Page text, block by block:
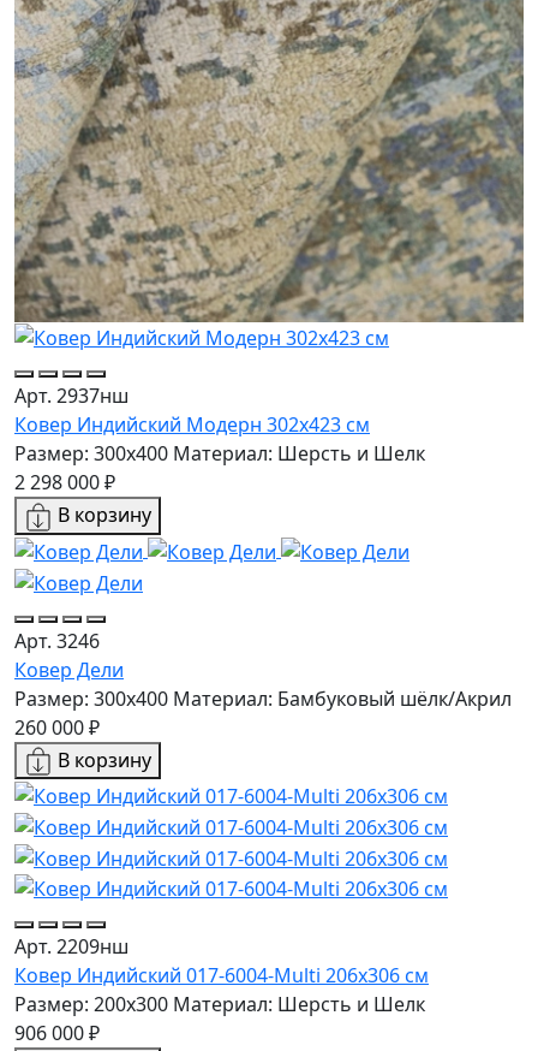
Арт. 2937нш
Ковер Индийский Модерн 302x423 см
Размер: 300x400 Материал: Шерсть и Шелк
2 298 000 ₽
В корзину
Арт. 3246
Ковер Дели
Размер: 300x400 Материал: Бамбуковый шёлк/Акрил
260 000 ₽
В корзину
Арт. 2209нш
Ковер Индийский 017-6004-Multi 206x306 см
Размер: 200x300 Материал: Шерсть и Шелк
906 000 ₽